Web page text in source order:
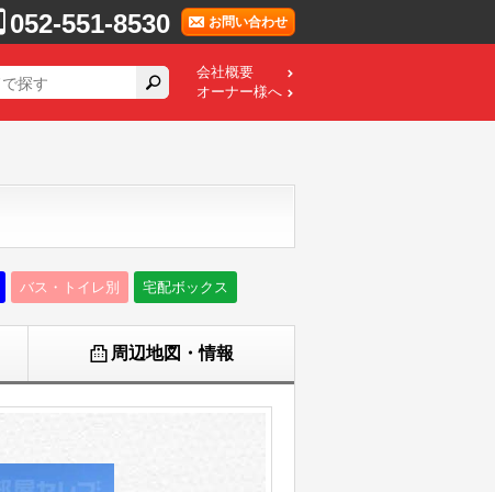
052-551-8530 お問い合わせ
会社概要
オーナー様へ
バス・トイレ別 宅配ボックス
周辺地図・情報